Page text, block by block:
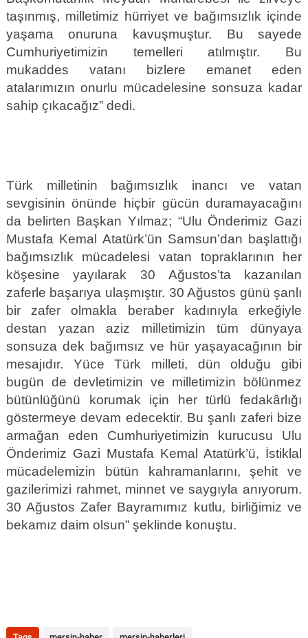
taşınmış, milletimiz hürriyet ve bağımsızlık içinde
yaşama onuruna kavuşmuştur. Bu sayede
Cumhuriyetimizin temelleri atılmıştır. Bu
mukaddes vatanı bizlere emanet eden
atalarımızın onurlu mücadelesine sonsuza kadar
sahip çıkacağız” dedi.
Türk milletinin bağımsızlık inancı ve vatan
sevgisinin önünde hiçbir gücün duramayacağını
da belirten Başkan Yılmaz; “Ulu Önderimiz Gazi
Mustafa Kemal Atatürk’ün Samsun’dan başlattığı
bağımsızlık mücadelesi vatan topraklarının her
köşesine yayılarak 30 Ağustos’ta kazanılan
zaferle başarıya ulaşmıştır. 30 Ağustos günü şanlı
bir zafer olmakla beraber kadınıyla erkeğiyle
destan yazan aziz milletimizin tüm dünyaya
sonsuza dek bağımsız ve hür yaşayacağının bir
mesajıdır. Yüce Türk milleti, dün olduğu gibi
bugün de devletimizin ve milletimizin bölünmez
bütünlüğünü korumak için her türlü fedakârlığı
göstermeye devam edecektir. Bu şanlı zaferi bize
armağan eden Cumhuriyetimizin kurucusu Ulu
Önderimiz Gazi Mustafa Kemal Atatürk’ü, İstiklal
mücadelemizin bütün kahramanlarını, şehit ve
gazilerimizi rahmet, minnet ve saygıyla anıyorum.
30 Ağustos Zafer Bayramımız kutlu, birliğimiz ve
bekamız daim olsun” şeklinde konuştu.